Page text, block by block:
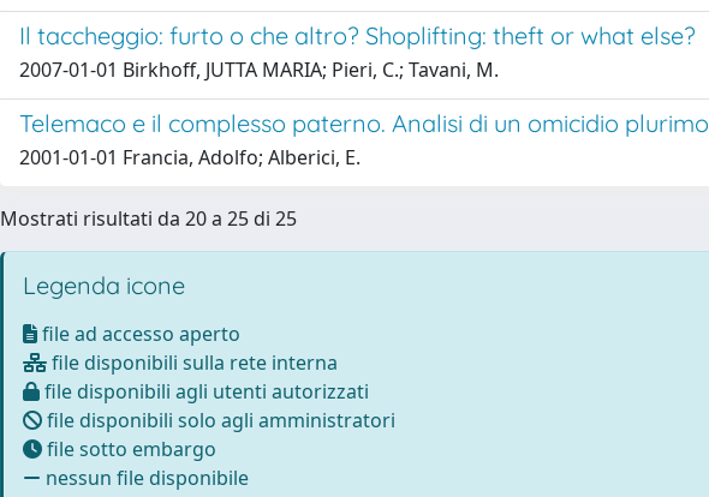
Il taccheggio: furto o che altro? Shoplifting: theft or what else?
2007-01-01 Birkhoff, JUTTA MARIA; Pieri, C.; Tavani, M.
Telemaco e il complesso paterno. Analisi di un omicidio plurimo
2001-01-01 Francia, Adolfo; Alberici, E.
Mostrati risultati da 20 a 25 di 25
Legenda icone
file ad accesso aperto
file disponibili sulla rete interna
file disponibili agli utenti autorizzati
file disponibili solo agli amministratori
file sotto embargo
nessun file disponibile